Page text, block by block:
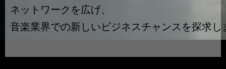
ネットワークを広げ、
音楽業界での新しいビジネスチャンスを探求し